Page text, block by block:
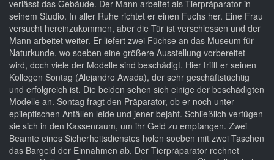
verlässt das Gebäude. Der Mann arbeitet als Tierpräparator in
seinem Studio. In aller Ruhe richtet er einen Fuchs her. Eine Frau
versucht hereinzukommen, aber die Tür ist verschlossen und der
Mann arbeitet weiter. Er liefert zwei Füchse an das Museum für
Naturkunde, wo soeben eine größere Ausstellung vorbereitet
wird, doch viele der Modelle sind beschädigt. Hier trifft er seinen
Kollegen Sontag (Alejandro Awada), der sehr geschäftstüchtig
und erfolgreich ist. Die beiden sehen sich einige der beschädigten
Modelle an. Sontag fragt den Präparator, ob er noch unter
epileptischen Anfällen leide und jener bejaht. Schließlich verfügen
sie sich in den Kassenraum, um ihr Geld zu empfangen. Zwei
Beamte eines Sicherheitsdienstes holen soeben mit zwei Taschen
das Bargeld der Einnahmen ab. Der Tierpräparator rechnet